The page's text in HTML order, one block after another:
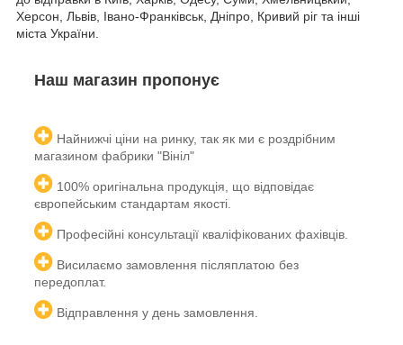
Наш магазин пропонує
Найнижчі ціни на ринку, так як ми є роздрібним
магазином фабрики "Вініл"
100% оригінальна продукція, що відповідає
європейським стандартам якості.
Професійні консультації кваліфікованих фахівців.
Висилаємо замовлення післяплатою без
передоплат.
Відправлення у день замовлення.
Херсон, Львів, Івано-Франківськ, Дніпро, Кривий ріг та інші
міста України.